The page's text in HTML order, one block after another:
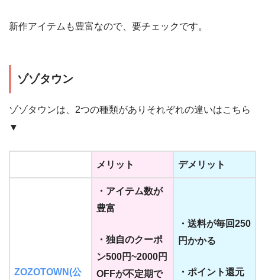
新作アイテムも豊富なので、要チェックです。
ゾゾタウン
ゾゾタウンは、2つの種類がありそれぞれの違いはこちら
▼
メリット デメリット
ZOZOTOWN(公
・アイテム数が
豊富
・独自のクーポ
ン500円~2000円
OFFが不定期で
・送料が毎回250
円かかる
・ポイント還元